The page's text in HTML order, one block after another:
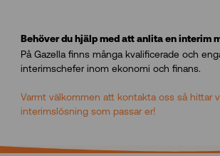
Behöver du hjälp med att anlita en interim
På Gazella finns många kvalificerade och
interimschefer inom ekonomi och finans.
Varmt välkommen att kontakta oss så hittar
interimslösning som passar er!